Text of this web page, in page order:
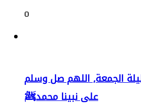
0
الجمعة, اللهم صل وسلم
على نبينا محمدﷺ